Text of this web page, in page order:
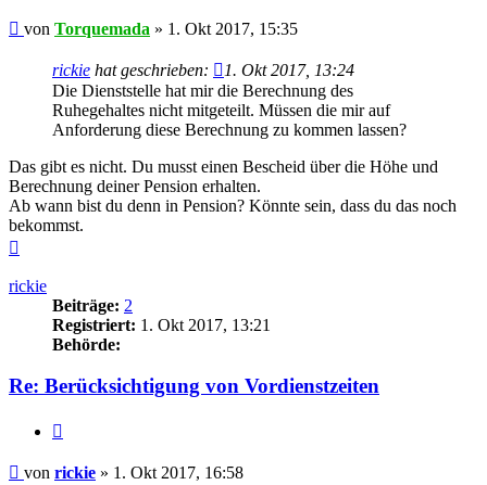
Beitrag
von Torquemada » 1. Okt 2017, 15:35
rickie hat geschrieben:
1. Okt 2017, 13:24
Die Dienststelle hat mir die Berechnung des
Ruhegehaltes nicht mitgeteilt. Müssen die mir auf
Anforderung diese Berechnung zu kommen lassen?
Das gibt es nicht. Du musst einen Bescheid über die Höhe und
Berechnung deiner Pension erhalten.
Ab wann bist du denn in Pension? Könnte sein, dass du das noch
bekommst.
rickie
Beiträge: 2
Registriert: 1. Okt 2017, 13:21
Behörde:
Re: Berücksichtigung von Vordienstzeiten
Beitrag
von rickie » 1. Okt 2017, 16:58